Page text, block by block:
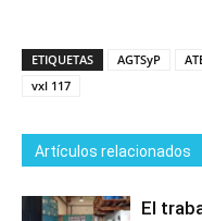
ETIQUETAS AGTSyP
vxl 117
Artículos relacionados
El